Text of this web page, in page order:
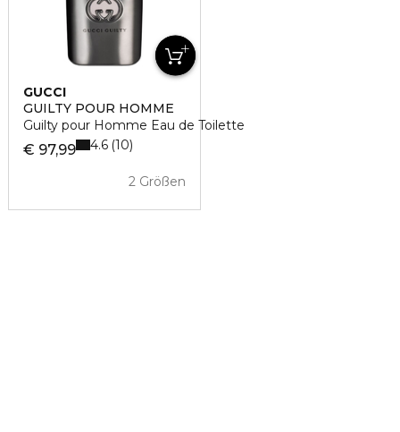
GUCCI
GUILTY POUR HOMME
Guilty pour Homme Eau de Toilette
€ 97,99
2 Größen
4.6 10